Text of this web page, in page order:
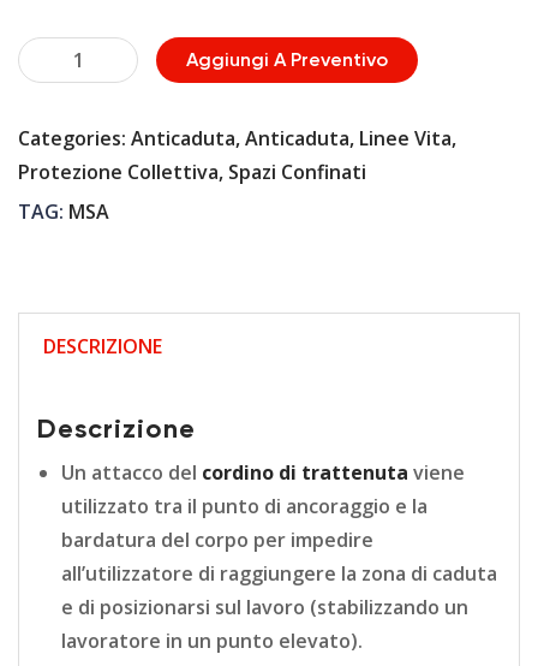
Dispositivi
di
e
posizionamento
quantità
Aggiungi A Preventivo
Categories: Anticaduta,Anticaduta, Linee Vita,
Protezione Collettiva, Spazi Confinati
TAG: MSA
DESCRIZIONE
Descrizione
Un attacco del cordino di trattenuta viene
utilizzato tra il punto di ancoraggio e la
bardatura del corpo per impedire
all’utilizzatore di raggiungere la zona di caduta
e di posizionarsi sul lavoro (stabilizzando un
lavoratore in un punto elevato).